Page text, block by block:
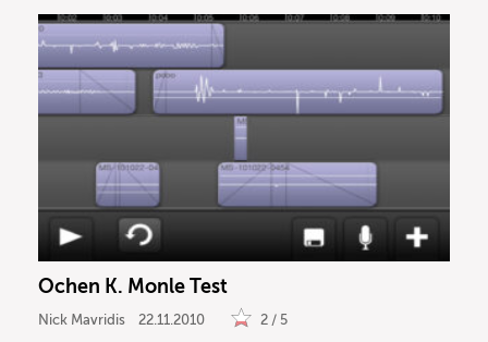
Ochen K. Monle Test
Nick Mavridis 22.11.2010 2 / 5